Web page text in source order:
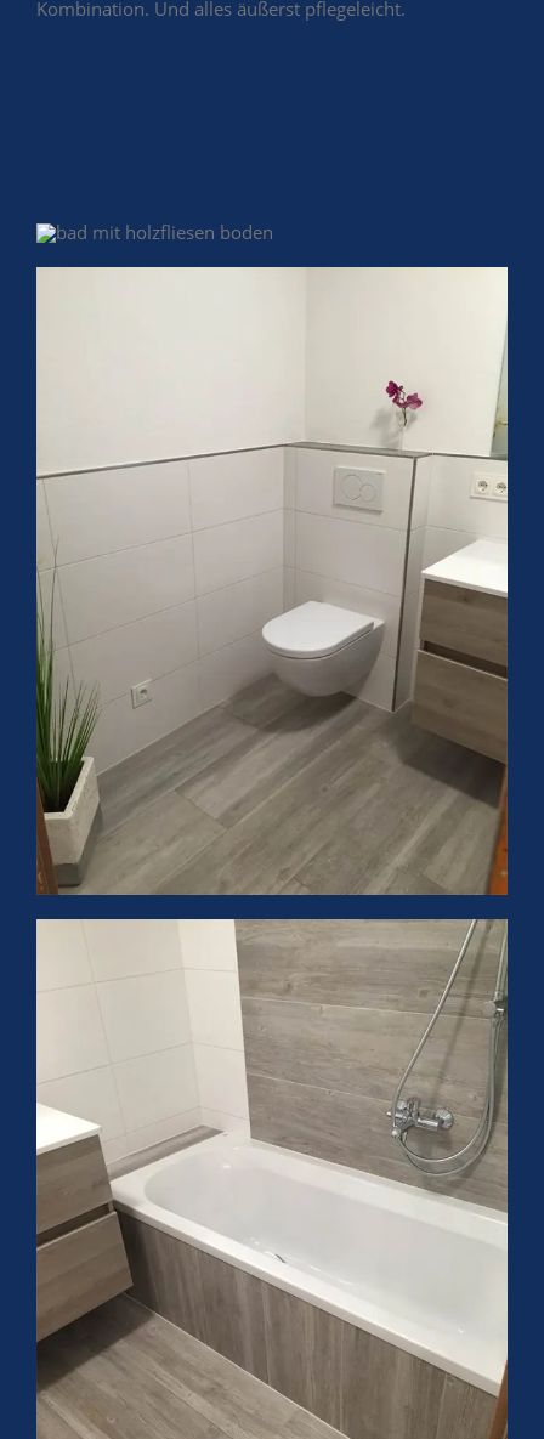
Kombination. Und alles äußerst pflegeleicht.